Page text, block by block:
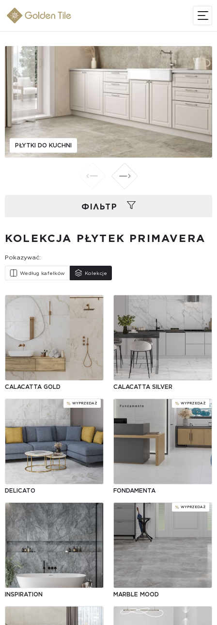
PŁYTKI DO KUCHNI
ФIЛЬТР
KOLEKCJA PŁYTEK PRIMAVERA
Pokazywać:
Według kafelków Kolekcje
CALACATTA GOLD CALACATTA SILVER
WYPRZEDAŻ
DELICATO FONDAMENTA
INSPIRATION MARBLE MOOD